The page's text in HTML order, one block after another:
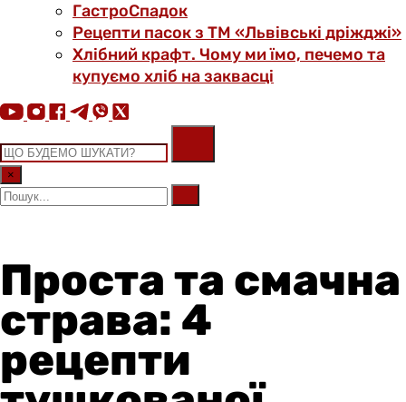
ГастроСпадок
Рецепти пасок з ТМ «Львівські дріжджі»
Хлібний крафт. Чому ми їмо, печемо та
купуємо хліб на заквасці
×
Проста та смачна
страва: 4
рецепти